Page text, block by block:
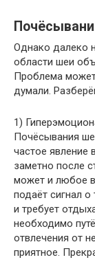
Однако далеко
области шеи
Проблема
думали.
1)
Почёсывания
частое явление
заметно после
может и любое
подаёт сигнал
и требует
необходимо
отвлечения от
приятное.